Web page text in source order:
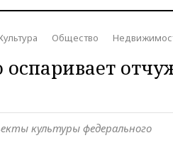
Общество
культуры федерального